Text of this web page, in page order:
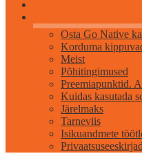
Osta Go Native
Korduma
Meist
Põhitingimused
Preemiapunktid.
Kuidas kasutada
Järelmaks
Tarneviis
Isikuandmete
Privaatsuseeskirjad